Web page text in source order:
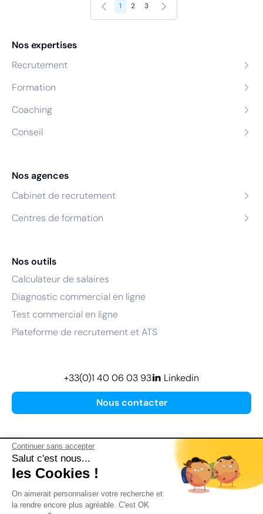
Continuer sans accepter
Salut c'est nous...
les Cookies !
On aimerait personnaliser votre recherche et
la rendre encore plus agréable. C'est OK
Précédent
1 2 3 Suivant
Nos expertises
Recrutement
Formation
Coaching
Conseil
Nos agences
Cabinet de recrutement
Centres de formation
Nos outils
Calculateur de salaires
Diagnostic commercial en ligne
Test commercial en ligne
Plateforme de recrutement et ATS
Nous contacter
+33(0)1 40 06 03 93 Linkedin
Plan de site
Mentions légales